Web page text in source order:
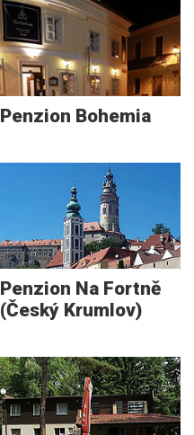
Penzion Bohemia
Penzion Na Fortně
(Český Krumlov)